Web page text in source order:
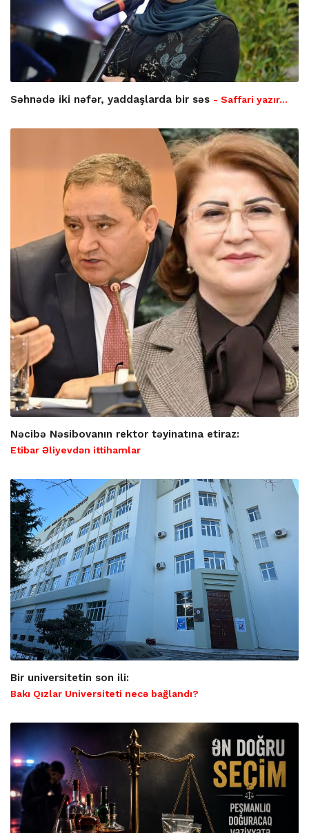
Səhnədə iki nəfər, yaddaşlarda bir səs - Saffari yazır…
Nəcibə Nəsibovanın rektor təyinatına etiraz:
Etibar Əliyevdən ittihamlar
Bir universitetin son ili:
Bakı Qızlar Universiteti necə bağlandı?